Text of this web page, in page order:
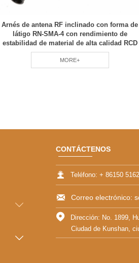
Arnés de antena RF inclinado con forma de
látigo RN-SMA-4 con rendimiento de
estabilidad de material de alta calidad RCD
MORE+


CONTÁCTENOS
 Teléfono: + 86150
 Correo electrónico:

Dirección: No. 1899,